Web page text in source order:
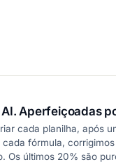
Aperfeiçoadas
cada planilha, após
fórmula,
Os últimos 20% são